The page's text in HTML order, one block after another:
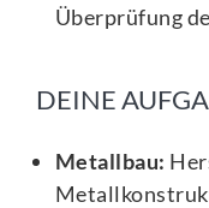
Überprüfung
DEINE
Metallbau: